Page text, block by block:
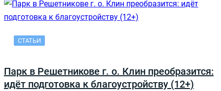
СТАТЬИ
Парк в Решетникове г. о. Клин преобразится:
идёт подготовка к благоустройству (12+)